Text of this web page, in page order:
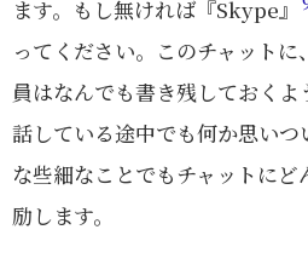
ます。もし無ければ『Skype』
ってください。このチャット
員はなんでも書き残しておく
話している途中でも何か思い
な些細なことでもチャットに
励します。